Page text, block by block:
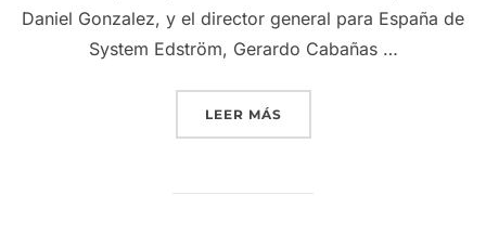
Daniel Gonzalez, y el director general para España de
System Edström, Gerardo Cabañas …
LEER MÁS«FAGENAUTO FACILITA A